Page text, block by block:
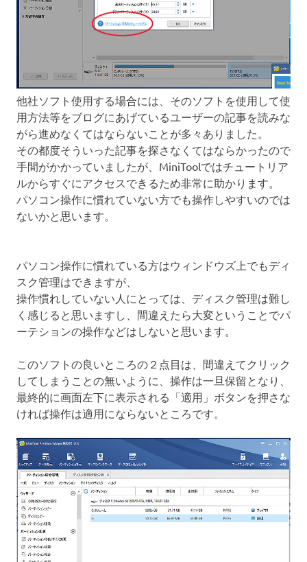
他社ソフト使用する場合には、そのソフトを使用して使
用方法等をブログにあげているユーザーの記事を読みな
がら進めなくてはならないことが多々ありました。
その都度そういった記事を探さなくてはならかったので
手間がかかっていましたが、MiniToolではチュートリア
ルからすぐにアクセスできるため非常に助かります。
パソコン操作に慣れていない方でも操作しやすいのでは
ないかと思います。
パソコン操作に慣れている方はウィンドウズ上でもディ
スク管理はできますが、
操作慣れしていない人にとっては、ディスク管理は難し
く感じると思いますし、間違えたら大変ということでパ
ーテションの操作などはしないと思います。
このソフトの良いところの２点目は、間違えてクリック
してしまうことの無いように、操作は一旦保留となり、
最終的に画面左下に表示される「適用」ボタンを押さな
ければ操作は適用にならないところです。